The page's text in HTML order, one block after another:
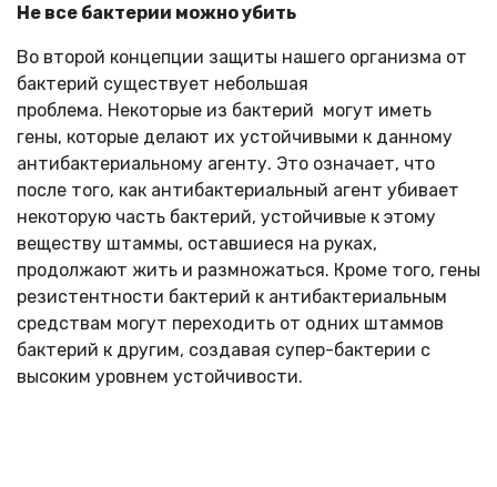
Не все бактерии можно убить
Во второй концепции защиты нашего организма от
бактерий существует небольшая
проблема. Некоторые из бактерий могут иметь
гены, которые делают их устойчивыми к данному
антибактериальному агенту. Это означает, что
после того, как антибактериальный агент убивает
некоторую часть бактерий, устойчивые к этому
веществу штаммы, оставшиеся на руках,
продолжают жить и размножаться. Кроме того, гены
резистентности бактерий к антибактериальным
средствам могут переходить от одних штаммов
бактерий к другим, создавая супер-бактерии с
высоким уровнем устойчивости.